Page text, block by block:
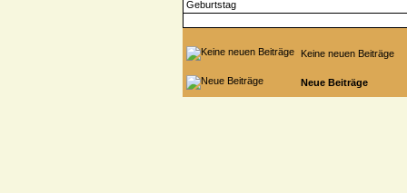
Keine neuen Beiträge
Neue Beiträge